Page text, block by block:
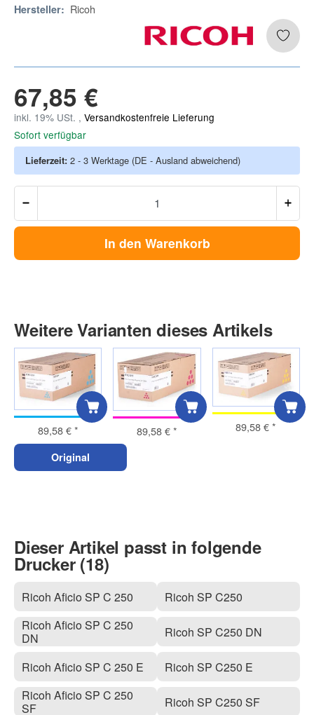
Hersteller: Ricoh
67,85 €
inkl. 19% USt. , Versandkostenfreie Lieferung
Sofort verfügbar
Lieferzeit: 2 - 3 Werktage (DE - Ausland abweichend)
In den Warenkorb
Weitere Varianten dieses Artikels
89,58 €* 89,58 €* 89,58 €*
Original
Dieser Artikel passt in folgende
Drucker (18)
Ricoh Aficio SP C 250
Ricoh Aficio SP C 250
DN
Ricoh Aficio SP C 250 E
Ricoh Aficio SP C 250
SF
Ricoh SP C250
Ricoh SP C250 DN
Ricoh SP C250 E
Ricoh SP C250 SF